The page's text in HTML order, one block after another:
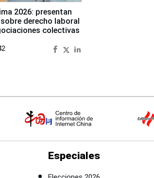
2026: presentan
derecho laboral
colectivas
Especiales